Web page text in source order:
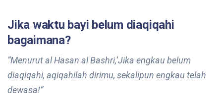
Jika waktu bayi belum diaqiqahi
bagaimana?
“Menurut al Hasan al Bashri,’Jika engkau belum
diaqiqahi, aqiqahilah dirimu, sekalipun engkau telah
dewasa!”